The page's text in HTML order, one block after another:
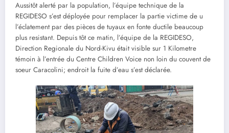
Aussitôt alerté par la population, l’équipe technique de la
REGIDESO s’est déployée pour remplacer la partie victime de u
l’éclatement par des pièces de tuyaux en fonte ductile beaucoup
plus resistant. Depuis tôt ce matin, l’équipe de la REGIDESO,
Direction Regionale du Nord-Kivu était visible sur 1 Kilometre
témoin à l’entrée du Centre Children Voice non loin du couvent de
soeur Caracolini; endroit la fuite d’eau s’est déclarée.